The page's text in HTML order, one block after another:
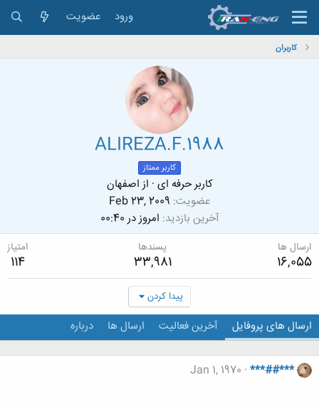
ورود عضویت
کاربران
ALIREZA.F.1988
کاربر ممتاز
کاربر حرفه ای · ازاصفهان
عضویت Feb 23, 2009
آخرین بازدید امروز در 00:40
ارسال ها
16,055
پسندها
33,981
امتیاز
114
پیدا کردن
ارسال های پروفایل آخرین فعالیت ارسال ها درباره
***##***
Jan 1, 1970